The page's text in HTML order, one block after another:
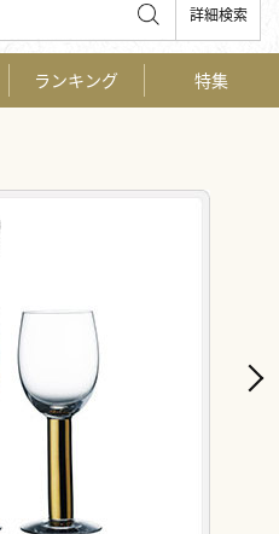
詳細検索
ランキング 特集